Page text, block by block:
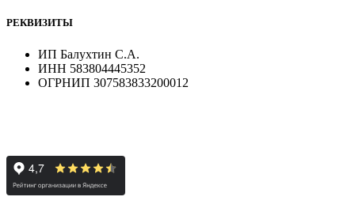
РЕКВИЗИТЫ
ИП Балухтин С.А.
ИНН 583804445352
ОГРНИП 307583833200012